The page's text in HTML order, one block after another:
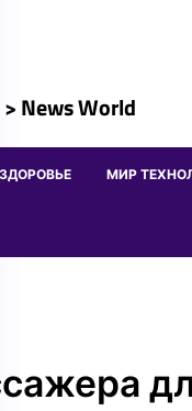
News World
МИР